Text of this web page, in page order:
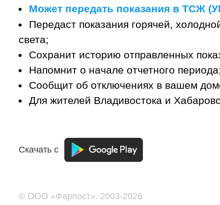
Может передать показания в ТСЖ
Передаст показания горячей,
света;
Сохранит историю отправленных
Напомнит о начале отчетного
Сообщит об отключениях в вашем
Для жителей Владивостока и
Скачать с
© ООО «Фарпост». 2003-2026